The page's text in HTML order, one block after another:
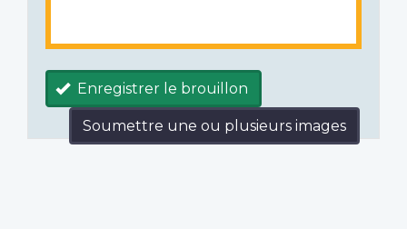
Enregistrer le brouillon
Soumettre une ou plusieurs images